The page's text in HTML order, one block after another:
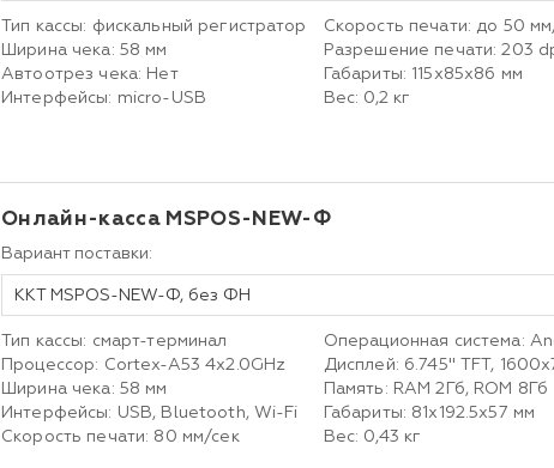
Тип кассы: фискальный регистратор
Ширина чека: 58 мм
Автоотрез чека: Нет
Интерфейсы: micro-USB
Скорость печати: до 50
Разрешение печати: 203
Габариты: 115х85х86 мм
Вес: 0,2 кг
Онлайн-касса MSPOS-NEW-Ф
Вариант поставки:
ККТ MSPOS-NEW-Ф, без ФН
Тип кассы: смарт-терминал
Процессор: Cortex-A53 4x2.0GHz
Ширина чека: 58 мм
Интерфейсы: USB, Bluetooth, Wi-Fi
Скорость печати: 80 мм/сек
Операционная система:
Дисплей: 6.745" TFT,
Память: RAM 2Гб, ROM 8Гб
Габариты: 81х192.5х57 мм
Вес: 0,43 кг